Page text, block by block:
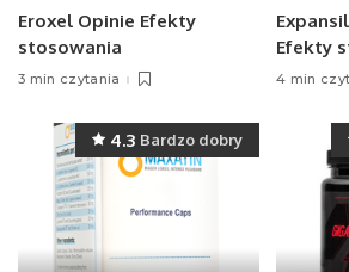
Eroxel Opinie Efekty
stosowania
3 min czytania
Efekty
4 min
4.3 Bardzo dobry